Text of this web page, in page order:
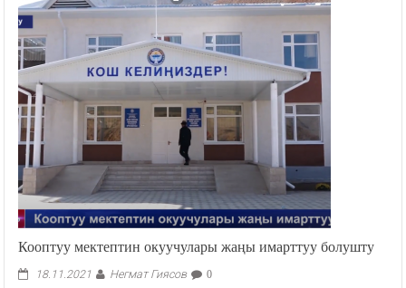
Кооптуу мектептин окуучулары жаңы имарттуу болушту
18.11.2021 Негмат Гиясов 0